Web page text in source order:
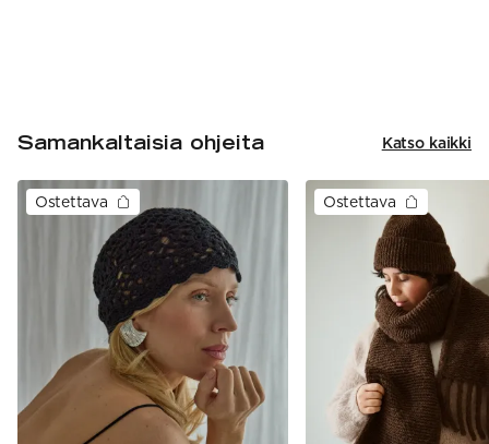
Samankaltaisia ohjeita Katso kaikki
Ostettava Ostettava